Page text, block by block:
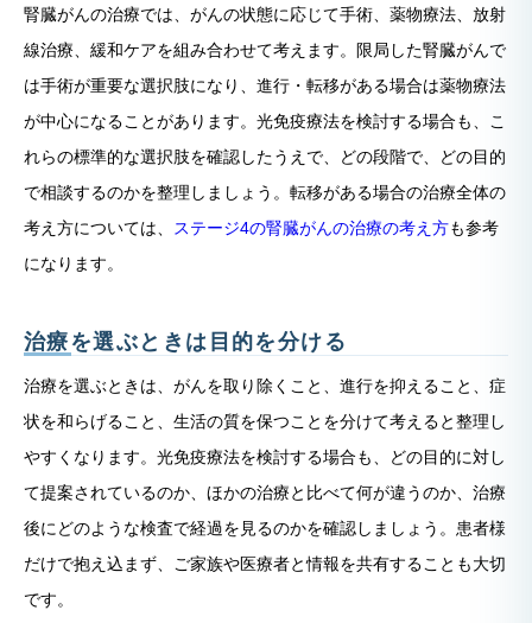
腎臓がんの治療では、がんの状態に応じて手術、薬物療法、放射
線治療、緩和ケアを組み合わせて考えます。限局した腎臓がんで
は手術が重要な選択肢になり、進行・転移がある場合は薬物療法
が中心になることがあります。光免疫療法を検討する場合も、こ
れらの標準的な選択肢を確認したうえで、どの段階で、どの目的
で相談するのかを整理しましょう。転移がある場合の治療全体の
考え方については、
ステージ4の腎臓がんの治療の考え方も参考
になります。
治療を選ぶときは目的を分ける
治療を選ぶときは、がんを取り除くこと、進行を抑えること、症
状を和らげること、生活の質を保つことを分けて考えると整理し
やすくなります。光免疫療法を検討する場合も、どの目的に対し
て提案されているのか、ほかの治療と比べて何が違うのか、治療
後にどのような検査で経過を見るのかを確認しましょう。患者様
だけで抱え込まず、ご家族や医療者と情報を共有することも大切
です。